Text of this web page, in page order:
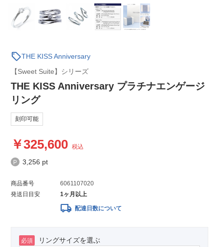
sellTHE KISS Anniversary
【Sweet Suite】シリーズ
THE KISS Anniversary プラチナエンゲージ
リング
刻印可能
325,600 税込
3,256 pt
商品番号
6061107020
発送日目安
1ヶ月以上
local_shipping 配達日数について
必須 リングサイズを選ぶ